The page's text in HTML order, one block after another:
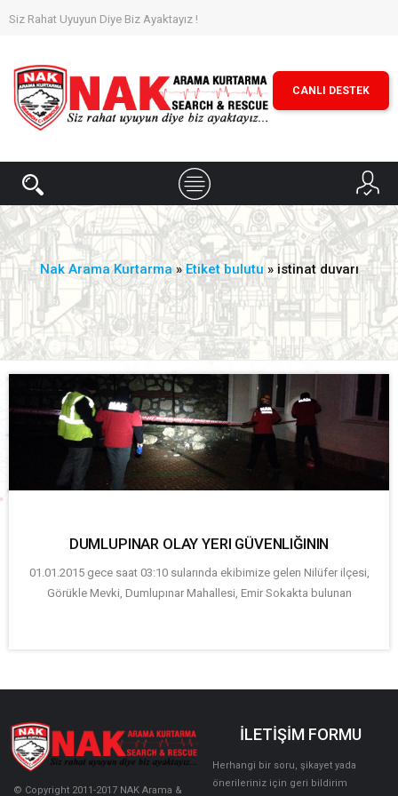
Siz Rahat Uyuyun Diye Biz Ayaktayız !
CANLI DESTEK
Nak Arama Kurtarma»Etiket bulutu » istinat duvarı
DUMLUPINAR OLAY YERI GÜVENLIĞININ
01.01.2015 gece saat 03:10 sularında ekibimize gelen Nilüfer ilçesi,
Görükle Mevki, Dumlupınar Mahallesi, Emir Sokakta bulunan
© Copyright 2011-2017 NAK Arama &
İLETİŞİM FORMU
Herhangi bir soru, şikayet yada
önerileriniz için geri bildirim